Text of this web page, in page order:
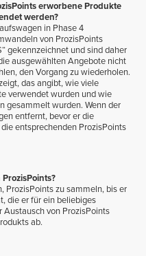
erworbene Produkte
werden?
in Phase 4
von ProzisPoints
gekennzeichnet und sind daher
ausgewählten Angebote nicht
den Vorgang zu wiederholen.
das angibt, wie viele
verwendet wurden und wie
gesammelt wurden. Wenn der
entfernt, bevor er die
entsprechenden ProzisPoints
ProzisPoints zu sammeln, bis er
die er für ein beliebiges
von ProzisPoints
ab.